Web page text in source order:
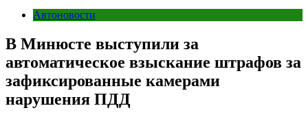
Автоновости
В Минюсте выступили за
автоматическое взыскание штрафов за
зафиксированные камерами
нарушения ПДД